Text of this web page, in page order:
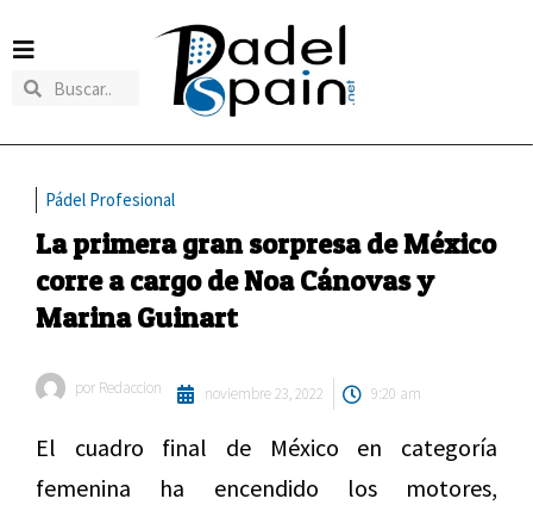
Pádel Profesional
La primera gran sorpresa de México
corre a cargo de Noa Cánovas y
Marina Guinart
por Redaccion noviembre 23, 2022 9:20 am
El cuadro final de México en categoría
femenina ha encendido los motores,